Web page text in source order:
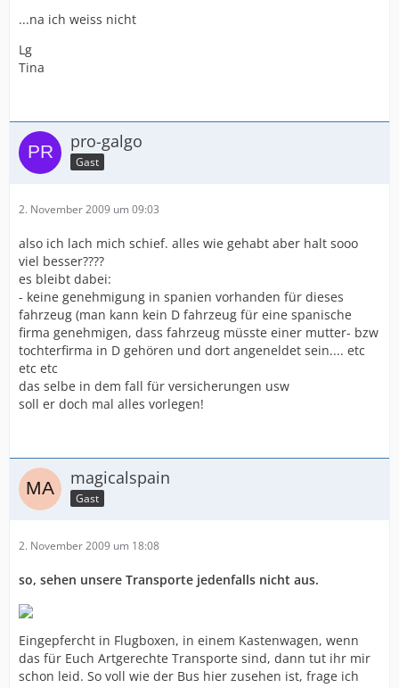
...na ich weiss nicht
Lg
Tina
pro-galgo
Gast
2. November 2009 um 09:03
also ich lach mich schief. alles wie gehabt aber halt sooo
viel besser????
es bleibt dabei:
- keine genehmigung in spanien vorhanden für dieses
fahrzeug (man kann kein D fahrzeug für eine spanische
firma genehmigen, dass fahrzeug müsste einer mutter- bzw
tochterfirma in D gehören und dort angeneldet sein.... etc
etc etc
das selbe in dem fall für versicherungen usw
soll er doch mal alles vorlegen!
magicalspain
Gast
2. November 2009 um 18:08
so, sehen unsere Transporte jedenfalls nicht aus.
Eingepfercht in Flugboxen, in einem Kastenwagen, wenn
das für Euch Artgerechte Transporte sind, dann tut ihr mir
schon leid. So voll wie der Bus hier zusehen ist, frage ich